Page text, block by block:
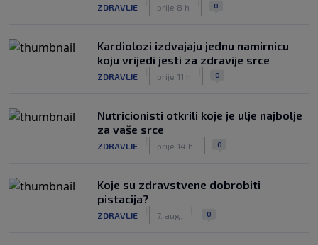
ZDRAVLJE prije 8 h 0
Kardiolozi izdvajaju jednu namirnicu
koju vrijedi jesti za zdravije srce
ZDRAVLJE prije 11 h 0
Nutricionisti otkrili koje je ulje najbolje
za vaše srce
ZDRAVLJE prije 14 h 0
Koje su zdravstvene dobrobiti
pistacija?
ZDRAVLJE 7. aug. 0